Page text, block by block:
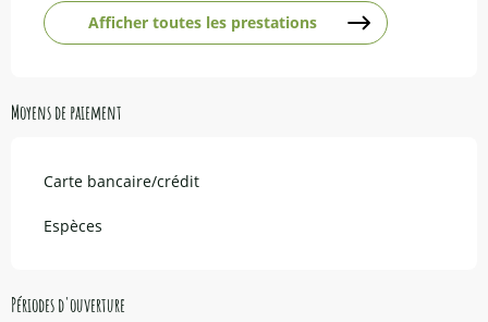
Afficher toutes les prestations
Moyens de paiement
Carte bancaire/crédit
Espèces
Périodes d'ouverture